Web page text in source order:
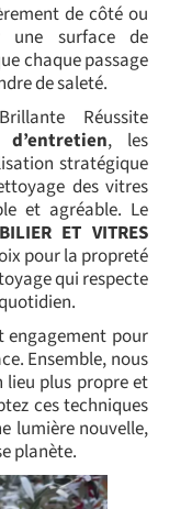
de côté ou
une surface de
chaque passage
de saleté.
Réussite
, les
stratégique
des vitres
et agréable. Le
ET VITRES
pour la propreté
qui respecte
engagement pour
Ensemble, nous
lieu plus propre et
ces techniques
lumière nouvelle,
planète.